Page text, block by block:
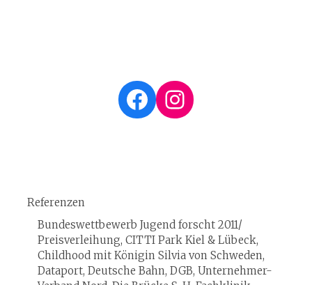
Facebook
Instagram
Referenzen
Bundeswettbewerb Jugend forscht 2011/
Preisverleihung, CITTI Park Kiel & Lübeck,
Childhood mit Königin Silvia von Schweden,
Dataport, Deutsche Bahn, DGB, Unternehmer-